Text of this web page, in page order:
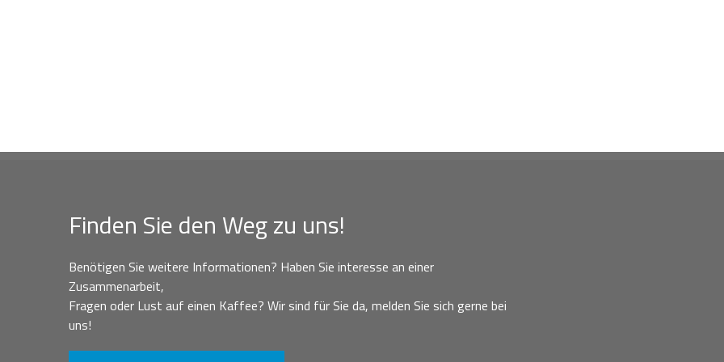
Finden Sie den Weg zu uns!
Benötigen Sie weitere Informationen? Haben Sie interesse an einer
Zusammenarbeit,
Fragen oder Lust auf einen Kaffee? Wir sind für Sie da, melden Sie sich gerne bei
uns!